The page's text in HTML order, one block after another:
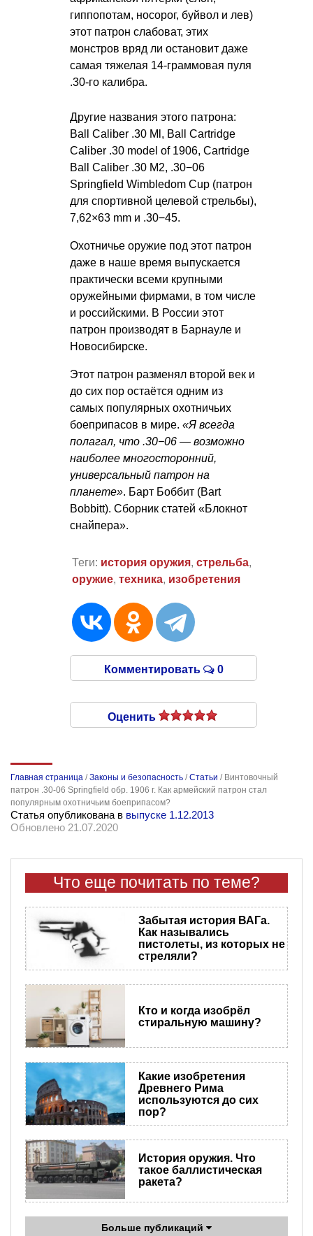
гиппопотам, носорог, буйвол и лев)
этот патрон слабоват, этих
монстров вряд ли остановит даже
самая тяжелая 14-граммовая пуля
.30-го калибра.
Другие названия этого патрона:
Ball Caliber .30 Ml, Ball Cartridge
Caliber .30 model of 1906, Cartridge
Ball Caliber .30 M2, .30−06
Springfield Wimbledom Cup (патрон
для спортивной целевой стрельбы),
7,62×63 mm и .30−45.
Охотничье оружие под этот патрон
даже в наше время выпускается
практически всеми крупными
оружейными фирмами, в том числе
и российскими. В России этот
патрон производят в Барнауле и
Новосибирске.
Этот патрон разменял второй век и
до сих пор остаётся одним из
самых популярных охотничьих
боеприпасов в мире. «Я всегда
полагал, что .30−06 — возможно
наиболее многосторонний,
универсальный патрон на
планете». Барт Боббит (Bart
Bobbitt). Сборник статей «Блокнот
снайпера».
Теги: история оружия, стрельба,
оружие, техника, изобретения
Комментировать 0
Оценить
Главная страница /Законы и безопасность /Статьи / Винтовочный
патрон .30-06 Springfield обр. 1906 г. Как армейский патрон стал
популярным охотничьим боеприпасом?
Статья опубликована в выпуске 1.12.2013
Обновлено 21.07.2020
Что еще почитать по теме?
Забытая история ВАГа.
Как назывались
пистолеты, из которых не
стреляли?
Кто и когда изобрёл
стиральную машину?
Какие изобретения
Древнего Рима
используются до сих
пор?
История оружия. Что
такое баллистическая
ракета?
Больше публикаций